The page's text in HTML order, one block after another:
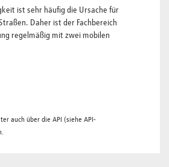
ist sehr häufig die Ursache für
Daher ist der Fachbereich
regelmäßig mit zwei mobilen
auch über die API (siehe API-